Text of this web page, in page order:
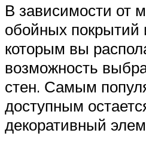
В зависимости от
обойных покрытий
которым вы
возможность
стен. Самым
доступным
декоративный